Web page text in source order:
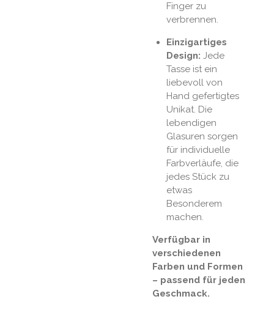
Finger zu
verbrennen.
Einzigartiges
Design: Jede
Tasse ist ein
liebevoll von
Hand gefertigtes
Unikat. Die
lebendigen
Glasuren sorgen
für individuelle
Farbverläufe, die
jedes Stück zu
etwas
Besonderem
machen.
Verfügbar in
verschiedenen
Farben und Formen
– passend für jeden
Geschmack.